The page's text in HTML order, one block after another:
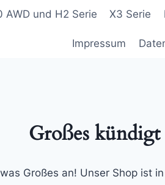
AWD und H2 Serie X3 Serie
Impressum
Großes kündigt
Großes an! Unser Shop ist